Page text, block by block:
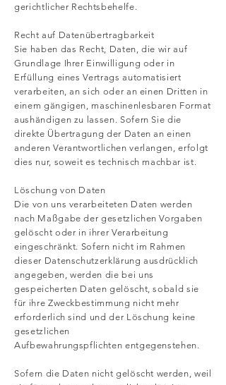
gerichtlicher Rechtsbehelfe.
Recht auf Datenübertragbarkeit
Sie haben das Recht, Daten, die wir auf
Grundlage Ihrer Einwilligung oder in
Erfüllung eines Vertrags automatisiert
verarbeiten, an sich oder an einen Dritten in
einem gängigen, maschinenlesbaren Format
aushändigen zu lassen. Sofern Sie die
direkte Übertragung der Daten an einen
anderen Verantwortlichen verlangen, erfolgt
dies nur, soweit es technisch machbar ist.
Löschung von Daten
Die von uns verarbeiteten Daten werden
nach Maßgabe der gesetzlichen Vorgaben
gelöscht oder in ihrer Verarbeitung
eingeschränkt. Sofern nicht im Rahmen
dieser Datenschutzerklärung ausdrücklich
angegeben, werden die bei uns
gespeicherten Daten gelöscht, sobald sie
für ihre Zweckbestimmung nicht mehr
erforderlich sind und der Löschung keine
gesetzlichen
Aufbewahrungspflichten entgegenstehen.
Sofern die Daten nicht gelöscht werden, weil